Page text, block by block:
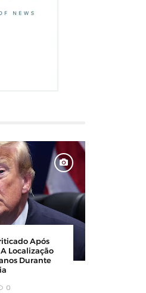
Ao Atrair
Inusitado E